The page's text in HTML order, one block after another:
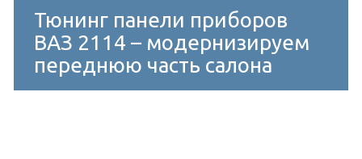
Тюнинг панели приборов
ВАЗ 2114 – модернизируем
переднюю часть салона